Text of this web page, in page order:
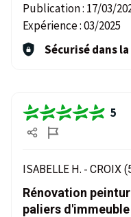
Publication : 17/03/
Expérience :03/2025
Sécurisé dans
5
ISABELLE H. - CROIX
Rénovation
paliers